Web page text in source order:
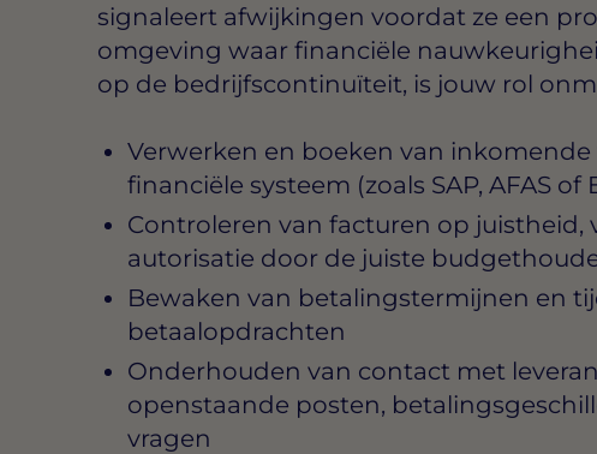
signaleert afwijkingen voordat ze een
omgeving waar financiële
op de bedrijfscontinuïteit, is jouw rol
Verwerken en boeken van
financiële systeem (zoals SAP, AFAS of
Controleren van facturen op juistheid,
autorisatie door de juiste
Bewaken van betalingstermijnen en
betaalopdrachten
Onderhouden van contact met
openstaande posten,
vragen